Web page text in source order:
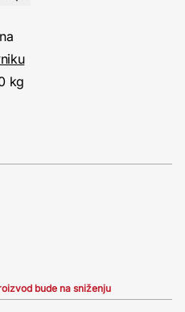
kg
bude na sniženju